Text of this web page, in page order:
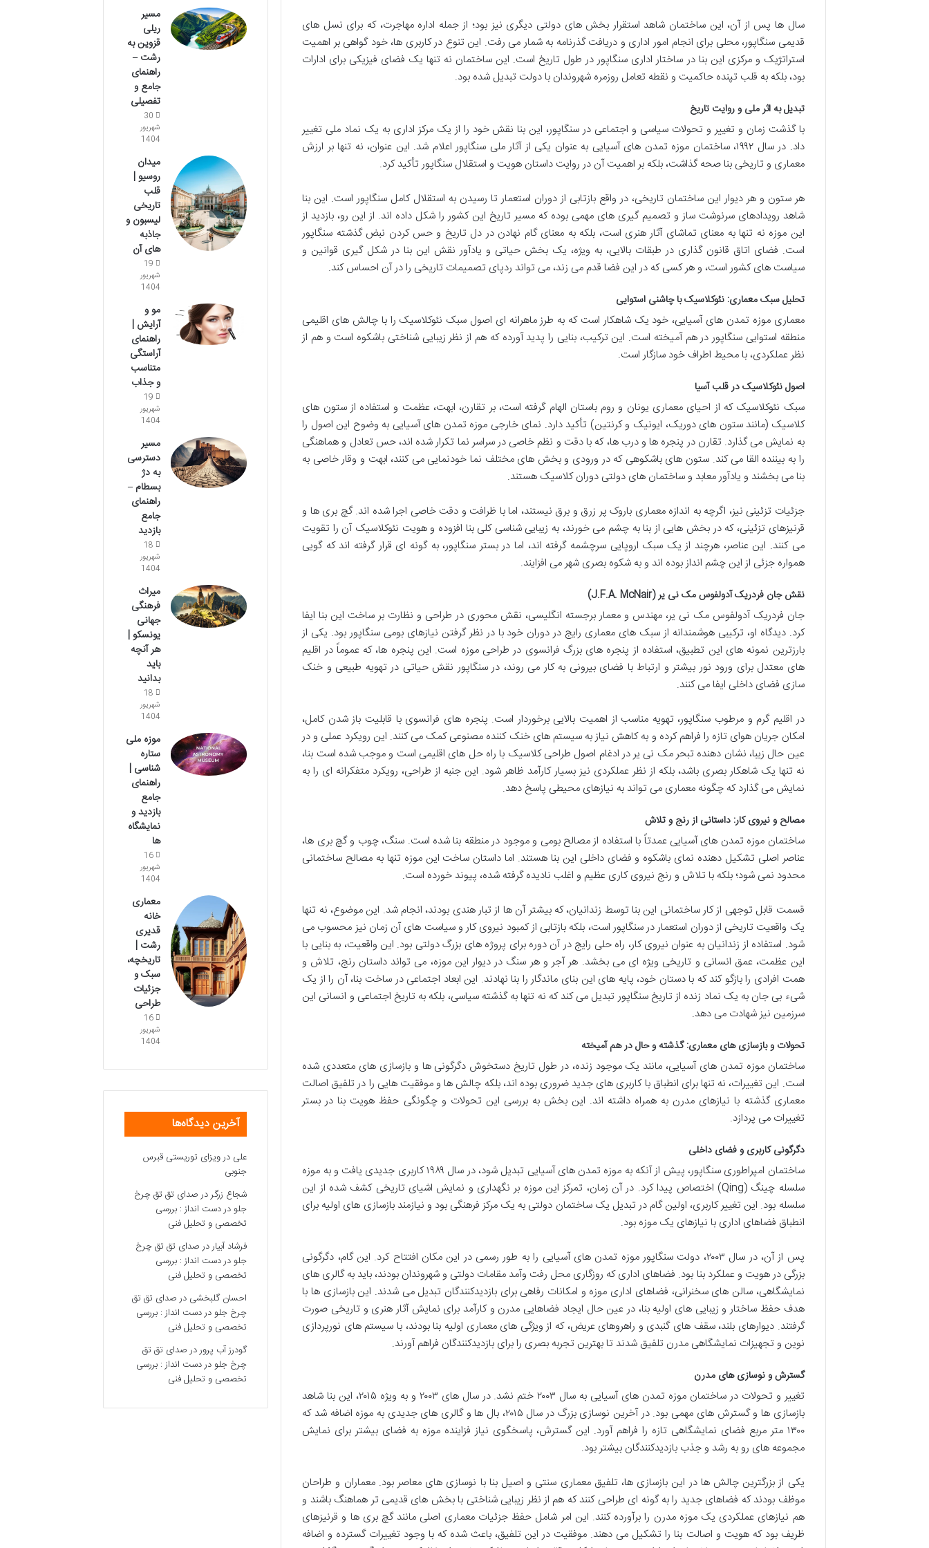
سال ها پس از آن، این ساختمان شاهد استقرار بخش های دولتی دیگری نیز بود؛ از جمله اداره مهاجرت، که برای نسل های
قدیمی سنگاپور، محلی برای انجام امور اداری و دریافت گذرنامه به شمار می رفت. این تنوع در کاربری ها، خود گواهی بر اهمیت
استراتژیک و مرکزی این بنا در ساختار اداری سنگاپور در طول تاریخ است. این ساختمان نه تنها یک فضای فیزیکی برای ادارات
بود، بلکه به قلب تپنده حاکمیت و نقطه تعامل روزمره شهروندان با دولت تبدیل شده بود.
تبدیل به اثر ملی و روایت تاریخ
با گذشت زمان و تغییر و تحولات سیاسی و اجتماعی در سنگاپور، این بنا نقش خود را از یک مرکز اداری به یک نماد ملی تغییر
داد. در سال ۱۹۹۲، ساختمان موزه تمدن های آسیایی به عنوان یکی از آثار ملی سنگاپور اعلام شد. این عنوان، نه تنها بر ارزش
معماری و تاریخی بنا صحه گذاشت، بلکه بر اهمیت آن در روایت داستان هویت و استقلال سنگاپور تأکید کرد.
هر ستون و هر دیوار این ساختمان تاریخی، در واقع بازتابی از دوران استعمار تا رسیدن به استقلال کامل سنگاپور است. این بنا
شاهد رویدادهای سرنوشت ساز و تصمیم گیری های مهمی بوده که مسیر تاریخ این کشور را شکل داده اند. از این رو، بازدید از
این موزه نه تنها به معنای تماشای آثار هنری است، بلکه به معنای گام نهادن در دل تاریخ و حس کردن نبض گذشته سنگاپور
است. فضای اتاق قانون گذاری در طبقات بالایی، به ویژه، یک بخش حیاتی و یادآور نقش این بنا در شکل گیری قوانین و
سیاست های کشور است، و هر کسی که در این فضا قدم می زند، می تواند ردپای تصمیمات تاریخی را در آن احساس کند.
تحلیل سبک معماری: نئوکلاسیک با چاشنی استوایی
معماری موزه تمدن های آسیایی، خود یک شاهکار است که به طرز ماهرانه ای اصول سبک نئوکلاسیک را با چالش های اقلیمی
منطقه استوایی سنگاپور در هم آمیخته است. این ترکیب، بنایی را پدید آورده که هم از نظر زیبایی شناختی باشکوه است و هم از
نظر عملکردی، با محیط اطراف خود سازگار است.
اصول نئوکلاسیک در قلب آسیا
سبک نئوکلاسیک که از احیای معماری یونان و روم باستان الهام گرفته است، بر تقارن، ابهت، عظمت و استفاده از ستون های
کلاسیک (مانند ستون های دوریک، ایونیک و کرنتین) تأکید دارد. نمای خارجی موزه تمدن های آسیایی به وضوح این اصول را
به نمایش می گذارد. تقارن در پنجره ها و درب ها، که با دقت و نظم خاصی در سراسر نما تکرار شده اند، حس تعادل و هماهنگی
را به بیننده القا می کند. ستون های باشکوهی که در ورودی و بخش های مختلف نما خودنمایی می کنند، ابهت و وقار خاصی به
بنا می بخشند و یادآور معابد و ساختمان های دولتی دوران کلاسیک هستند.
جزئیات تزئینی نیز، اگرچه به اندازه معماری باروک پر زرق و برق نیستند، اما با ظرافت و دقت خاصی اجرا شده اند. گچ بری ها و
قرنیزهای تزئینی، که در بخش هایی از بنا به چشم می خورند، به زیبایی شناسی کلی بنا افزوده و هویت نئوکلاسیک آن را تقویت
می کنند. این عناصر، هرچند از یک سبک اروپایی سرچشمه گرفته اند، اما در بستر سنگاپور، به گونه ای قرار گرفته اند که گویی
همواره جزئی از این چشم انداز بوده اند و به شکوه بصری شهر می افزایند.
نقش جان فردریک آدولفوس مک نی یر (J.F.A. McNair)
جان فردریک آدولفوس مک نی یر، مهندس و معمار برجسته انگلیسی، نقش محوری در طراحی و نظارت بر ساخت این بنا ایفا
کرد. دیدگاه او، ترکیبی هوشمندانه از سبک های معماری رایج در دوران خود با در نظر گرفتن نیازهای بومی سنگاپور بود. یکی از
بارزترین نمونه های این تطبیق، استفاده از پنجره های بزرگ فرانسوی در طراحی موزه است. این پنجره ها، که عموماً در اقلیم
های معتدل برای ورود نور بیشتر و ارتباط با فضای بیرونی به کار می روند، در سنگاپور نقش حیاتی در تهویه طبیعی و خنک
سازی فضای داخلی ایفا می کنند.
در اقلیم گرم و مرطوب سنگاپور، تهویه مناسب از اهمیت بالایی برخوردار است. پنجره های فرانسوی با قابلیت باز شدن کامل،
امکان جریان هوای تازه را فراهم کرده و به کاهش نیاز به سیستم های خنک کننده مصنوعی کمک می کنند. این رویکرد عملی و در
عین حال زیبا، نشان دهنده تبحر مک نی یر در ادغام اصول طراحی کلاسیک با راه حل های اقلیمی است و موجب شده است بنا،
نه تنها یک شاهکار بصری باشد، بلکه از نظر عملکردی نیز بسیار کارآمد ظاهر شود. این جنبه از طراحی، رویکرد متفکرانه ای را به
نمایش می گذارد که چگونه معماری می تواند به نیازهای محیطی پاسخ دهد.
مصالح و نیروی کار: داستانی از رنج و تلاش
ساختمان موزه تمدن های آسیایی عمدتاً با استفاده از مصالح بومی و موجود در منطقه بنا شده است. سنگ، چوب و گچ بری ها،
عناصر اصلی تشکیل دهنده نمای باشکوه و فضای داخلی این بنا هستند. اما داستان ساخت این موزه تنها به مصالح ساختمانی
محدود نمی شود؛ بلکه با تلاش و رنج نیروی کاری عظیم و اغلب نادیده گرفته شده، پیوند خورده است.
قسمت قابل توجهی از کار ساختمانی این بنا توسط زندانیان، که بیشتر آن ها از تبار هندی بودند، انجام شد. این موضوع، نه تنها
یک واقعیت تاریخی از دوران استعمار در سنگاپور است، بلکه بازتابی از کمبود نیروی کار و سیاست های آن زمان نیز محسوب می
شود. استفاده از زندانیان به عنوان نیروی کار، راه حلی رایج در آن دوره برای پروژه های بزرگ دولتی بود. این واقعیت، به بنایی با
این عظمت، عمق انسانی و تاریخی ویژه ای می بخشد. هر آجر و هر سنگ در دیوار این موزه، می تواند داستان رنج، تلاش و
همت افرادی را بازگو کند که با دستان خود، پایه های این بنای ماندگار را بنا نهادند. این ابعاد اجتماعی در ساخت بنا، آن را از یک
شیء بی جان به یک نماد زنده از تاریخ سنگاپور تبدیل می کند که نه تنها به گذشته سیاسی، بلکه به تاریخ اجتماعی و انسانی این
سرزمین نیز شهادت می دهد.
تحولات و بازسازی های معماری: گذشته و حال در هم آمیخته
ساختمان موزه تمدن های آسیایی، مانند یک موجود زنده، در طول تاریخ دستخوش دگرگونی ها و بازسازی های متعددی شده
است. این تغییرات، نه تنها برای انطباق با کاربری های جدید ضروری بوده اند، بلکه چالش ها و موفقیت هایی را در تلفیق اصالت
معماری گذشته با نیازهای مدرن به همراه داشته اند. این بخش به بررسی این تحولات و چگونگی حفظ هویت بنا در بستر
تغییرات می پردازد.
دگرگونی کاربری و فضای داخلی
ساختمان امپراطوری سنگاپور، پیش از آنکه به موزه تمدن های آسیایی تبدیل شود، در سال ۱۹۸۹ کاربری جدیدی یافت و به موزه
سلسله چینگ (Qing) اختصاص پیدا کرد. در آن زمان، تمرکز این موزه بر نگهداری و نمایش اشیای تاریخی کشف شده از این
سلسله بود. این تغییر کاربری، اولین گام در تبدیل یک ساختمان دولتی به یک مرکز فرهنگی بود و نیازمند بازسازی های اولیه برای
انطباق فضاهای اداری با نیازهای یک موزه بود.
پس از آن، در سال ۲۰۰۳، دولت سنگاپور موزه تمدن های آسیایی را به طور رسمی در این مکان افتتاح کرد. این گام، دگرگونی
بزرگی در هویت و عملکرد بنا بود. فضاهای اداری که روزگاری محل رفت وآمد مقامات دولتی و شهروندان بودند، باید به گالری های
نمایشگاهی، سالن های سخنرانی، فضاهای اداری موزه و امکانات رفاهی برای بازدیدکنندگان تبدیل می شدند. این بازسازی ها با
هدف حفظ ساختار و زیبایی های اولیه بنا، در عین حال ایجاد فضاهایی مدرن و کارآمد برای نمایش آثار هنری و تاریخی صورت
گرفتند. دیوارهای بلند، سقف های گنبدی و راهروهای عریض، که از ویژگی های معماری اولیه بنا بودند، با سیستم های نورپردازی
نوین و تجهیزات نمایشگاهی مدرن تلفیق شدند تا بهترین تجربه بصری را برای بازدیدکنندگان فراهم آورند.
گسترش و نوسازی های مدرن
تغییر و تحولات در ساختمان موزه تمدن های آسیایی به سال ۲۰۰۳ ختم نشد. در سال های ۲۰۰۳ و به ویژه ۲۰۱۵، این بنا شاهد
بازسازی ها و گسترش های مهمی بود. در آخرین نوسازی بزرگ در سال ۲۰۱۵، بال ها و گالری های جدیدی به موزه اضافه شد که
۱۳۰۰ متر مربع فضای نمایشگاهی تازه را فراهم آورد. این گسترش، پاسخگوی نیاز فزاینده موزه به فضای بیشتر برای نمایش
مجموعه های رو به رشد و جذب بازدیدکنندگان بیشتر بود.
یکی از بزرگترین چالش ها در این بازسازی ها، تلفیق معماری سنتی و اصیل بنا با نوسازی های معاصر بود. معماران و طراحان
موظف بودند که فضاهای جدید را به گونه ای طراحی کنند که هم از نظر زیبایی شناختی با بخش های قدیمی تر هماهنگ باشند و
هم نیازهای عملکردی یک موزه مدرن را برآورده کنند. این امر شامل حفظ جزئیات معماری اصلی مانند گچ بری ها و قرنیزهای
ظریف بود که هویت و اصالت بنا را تشکیل می دهند. موفقیت در این تلفیق، باعث شده که با وجود تغییرات گسترده و اضافه
مسیر
ریلی
قزوین به
رشت –
راهنمای
جامع و
تفصیلی
30
شهریور
1404
میدان
روسیو |
قلب
تاریخی
لیسبون و
جاذبه
های آن
19
شهریور
1404
مو و
آرایش |
راهنمای
آراستگی
متناسب
و جذاب
19
شهریور
1404
مسیر
دسترسی
به دژ
بسطام –
راهنمای
جامع
بازدید
18
شهریور
1404
میراث
فرهنگی
جهانی
یونسکو |
هر آنچه
باید
بدانید
18
شهریور
1404
موزه ملی
ستاره
شناسی |
راهنمای
جامع
بازدید و
نمایشگاه
ها
16
شهریور
1404
معماری
خانه
قدیری
رشت |
تاریخچه،
سبک و
جزئیات
طراحی
16
شهریور
1404
آخرین دیدگاه‌ها
علی درویزای توریستی قبرس
جنوبی
شجاع زرگردرصدای تق تق چرخ
جلو در دست انداز : بررسی
تخصصی و تحلیل فنی
فرشاد آبیاردرصدای تق تق چرخ
جلو در دست انداز : بررسی
تخصصی و تحلیل فنی
احسان گلبخشی درصدای تق تق
چرخ جلو در دست انداز : بررسی
تخصصی و تحلیل فنی
گودرز آب پروردرصدای تق تق
چرخ جلو در دست انداز : بررسی
تخصصی و تحلیل فنی